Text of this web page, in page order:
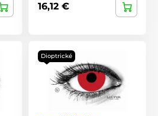
16,12 €
Dioptrické